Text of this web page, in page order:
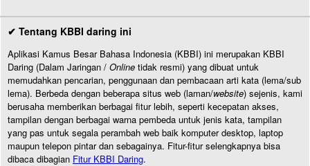
✔ Tentang KBBI daring ini
Aplikasi Kamus Besar Bahasa Indonesia (KBBI) ini merupakan KBBI
Daring (Dalam Jaringan / Online tidak resmi) yang dibuat untuk
memudahkan pencarian, penggunaan dan pembacaan arti kata (lema/sub
lema). Berbeda dengan beberapa situs web (laman/website) sejenis, kami
berusaha memberikan berbagai fitur lebih, seperti kecepatan akses,
tampilan dengan berbagai warna pembeda untuk jenis kata, tampilan
yang pas untuk segala perambah web baik komputer desktop, laptop
maupun telepon pintar dan sebagainya. Fitur-fitur selengkapnya bisa
dibaca dibagian Fitur KBBI Daring.